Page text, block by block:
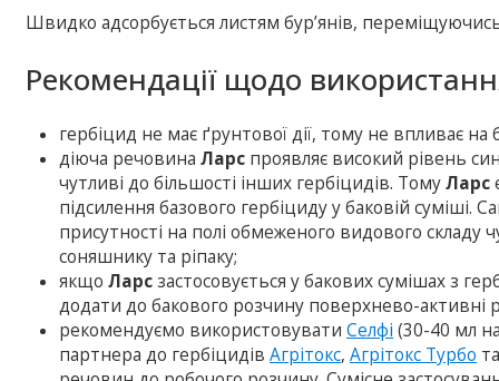
Швидко адсорбується листям бур’янів,
Рекомендації щодо
гербіцид не має ґрунтової дії, тому не впливає
діюча речовинаЛарс проявляє високий рівень
чутливі до більшості інших гербіцидів. ТомуЛарс
підсилення базового гербіциду у баковій суміші.
присутності на полі обмеженого видового складу
соняшнику та ріпаку;
якщоЛарсзастосовується у бакових сумішах з
додати до бакового розчину поверхнево-активні
рекомендуємо використовуватиСелфі (30-40 мл
партнера до гербіцидівАгрітокс,Агрітокс Турбо